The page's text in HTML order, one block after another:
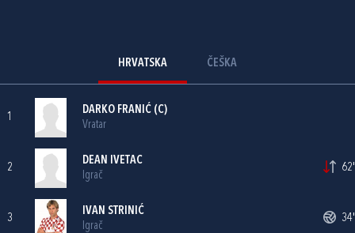
HRVATSKA ČEŠKA
1
DARKO FRANIĆ (C)
Vratar
2
DEAN IVETAC
Igrač
62'
3
IVAN STRINIĆ
Igrač
34'